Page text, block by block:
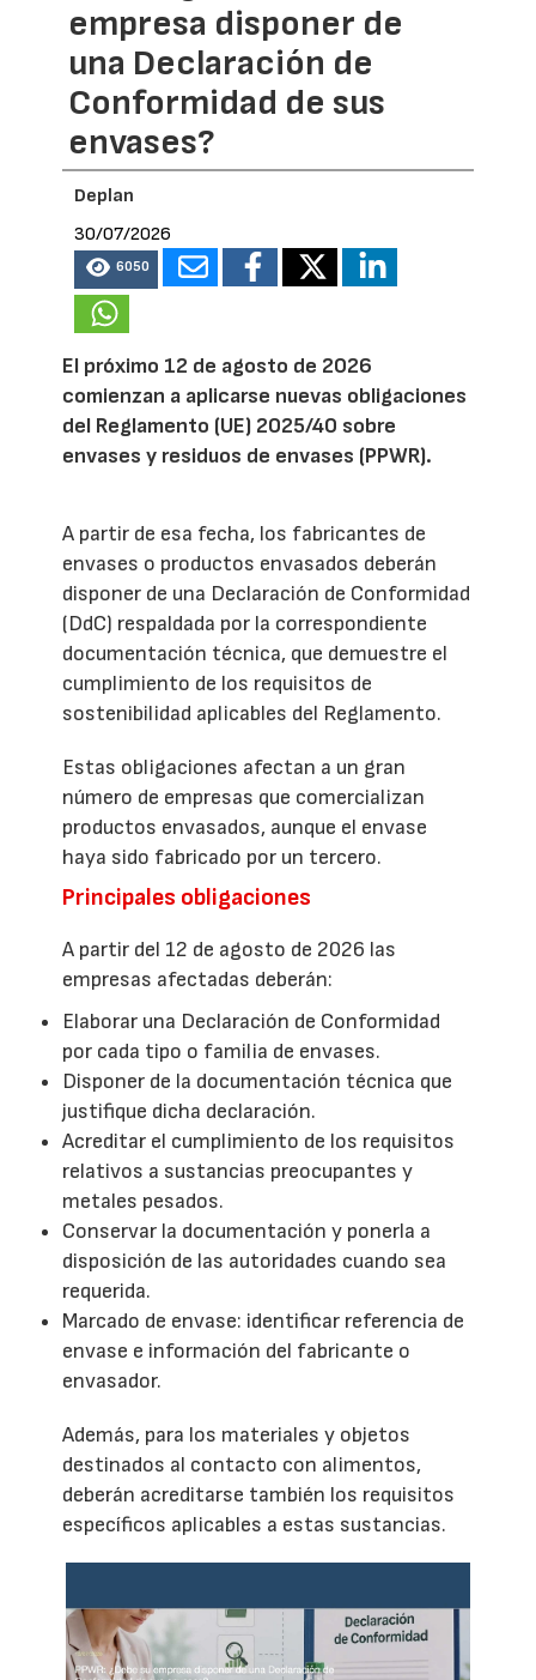
empresa disponer de
una Declaración de
Conformidad de sus
envases?
Deplan
30/07/2026
6050
El próximo 12 de agosto de 2026
comienzan a aplicarse nuevas obligaciones
del Reglamento (UE) 2025/40 sobre
envases y residuos de envases (PPWR).
A partir de esa fecha, los fabricantes de
envases o productos envasados deberán
disponer de una Declaración de Conformidad
(DdC) respaldada por la correspondiente
documentación técnica, que demuestre el
cumplimiento de los requisitos de
sostenibilidad aplicables del Reglamento.
Estas obligaciones afectan a un gran
número de empresas que comercializan
productos envasados, aunque el envase
haya sido fabricado por un tercero.
Principales obligaciones
A partir del 12 de agosto de 2026 las
empresas afectadas deberán:
Elaborar una Declaración de Conformidad
por cada tipo o familia de envases.
Disponer de la documentación técnica que
justifique dicha declaración.
Acreditar el cumplimiento de los requisitos
relativos a sustancias preocupantes y
metales pesados.
Conservar la documentación y ponerla a
disposición de las autoridades cuando sea
requerida.
Marcado de envase: identificar referencia de
envase e información del fabricante o
envasador.
Además, para los materiales y objetos
destinados al contacto con alimentos,
deberán acreditarse también los requisitos
específicos aplicables a estas sustancias.